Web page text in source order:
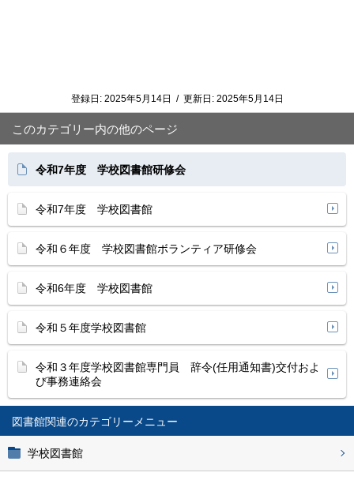
図書館関連
学校図書館
登録日: 2025年5月14日 / 更新日: 2025年5月14日
このカテゴリー内の他のページ
令和7年度 学校図書館研修会
令和7年度 学校図書館
令和６年度 学校図書館ボランティア研修会
令和6年度 学校図書館
令和５年度学校図書館
令和３年度学校図書館専門員 辞令(任用通知書)交付およ
び事務連絡会